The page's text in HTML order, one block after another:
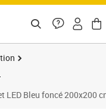
LED Bleu foncé 200x200